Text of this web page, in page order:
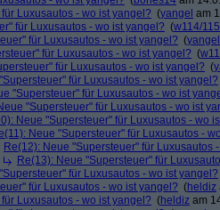
Luxusautos - wo ist yangel? (yangel am
für Luxusautos - wo ist yangel? (w114/115
für Luxusautos - wo ist yangel? (yangel
für Luxusautos - wo ist yangel? (
für Luxusautos - wo ist yangel? (
für Luxusautos - wo ist yangel?
"Supersteuer" für Luxusautos - wo ist
"Supersteuer" für Luxusautos - wo ist
Neue "Supersteuer" für Luxusautos - wo
Neue "Supersteuer" für Luxusautos -
Re(12): Neue "Supersteuer" für Luxusautos
Re(13): Neue "Supersteuer" für
für Luxusautos - wo ist yangel?
für Luxusautos - wo ist yangel? (heldiz
Luxusautos - wo ist yangel? (heldiz am